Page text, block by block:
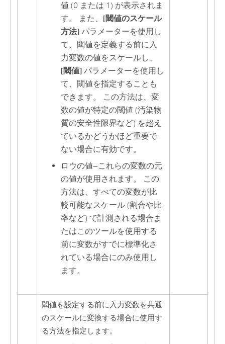
値 (0 または 1) が表示されま
す。 また、 [閾値のスケール
方法] パラメーターを使用し
て、閾値を定義する前に入
力変数の値をスケールし、
[閾値] パラメーターを使用し
て、閾値を指定することも
できます。 この方法は、変
数の値が特定の閾値 (汚染物
質の安全性限界など) を超え
ているかどうかほど重要で
ない場合に有効です。
ロウの値—これらの変数の元
の値が使用されます。 この
方法は、すべての変数が比
較可能なスケール (割合や比
率など) で計測される場合ま
たはこのツールを使用する
前に変数がすでに標準化さ
れている場合にのみ使用し
ます。
閾値を設定する前に入力変数を共通
のスケールに変換する場合に使用す
る方法を指定します。